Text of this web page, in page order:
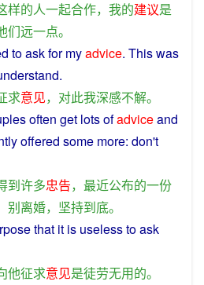
样的人一起合作， 我的建议是
们远一点。
toaskformyadvice. Thiswas
.
求意见， 对此我深感不解。
often get lotsofadviceand
offered some more: don't
到许多忠告， 最近公布的一份
别离婚， 坚持到底。
that it is uselesstoask
他征求意见是徒劳无用的。